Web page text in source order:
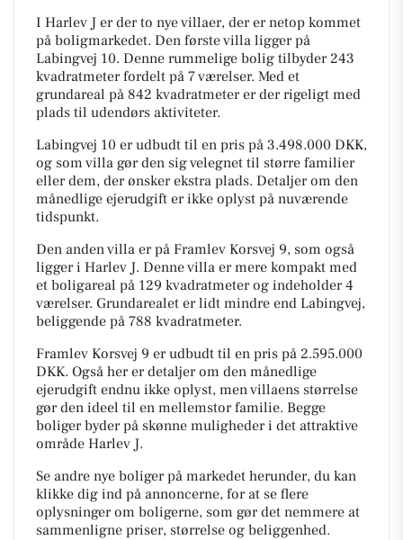
I Harlev J er der to nye villaer, der er netop kommet
på boligmarkedet. Den første villa ligger på
Labingvej 10. Denne rummelige bolig tilbyder 243
kvadratmeter fordelt på 7 værelser. Med et
grundareal på 842 kvadratmeter er der rigeligt med
plads til udendørs aktiviteter.
Labingvej 10 er udbudt til en pris på 3.498.000 DKK,
og som villa gør den sig velegnet til større familier
eller dem, der ønsker ekstra plads. Detaljer om den
månedlige ejerudgift er ikke oplyst på nuværende
tidspunkt.
Den anden villa er på Framlev Korsvej 9, som også
ligger i Harlev J. Denne villa er mere kompakt med
et boligareal på 129 kvadratmeter og indeholder 4
værelser. Grundarealet er lidt mindre end Labingvej,
beliggende på 788 kvadratmeter.
Framlev Korsvej 9 er udbudt til en pris på 2.595.000
DKK. Også her er detaljer om den månedlige
ejerudgift endnu ikke oplyst, men villaens størrelse
gør den ideel til en mellemstor familie. Begge
boliger byder på skønne muligheder i det attraktive
område Harlev J.
Se andre nye boliger på markedet herunder, du kan
klikke dig ind på annoncerne, for at se flere
oplysninger om boligerne, som gør det nemmere at
sammenligne priser, størrelse og beliggenhed.